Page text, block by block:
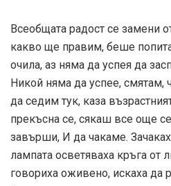
Всеобщата радост се замени
какво ще правим, беше
очила, аз няма да успея да
Никой няма да успее,
да седим тук, каза
прекъсна се, сякаш все още
завърши, И да чакаме.
лампата осветяваха кръга от
говориха оживено, искаха да